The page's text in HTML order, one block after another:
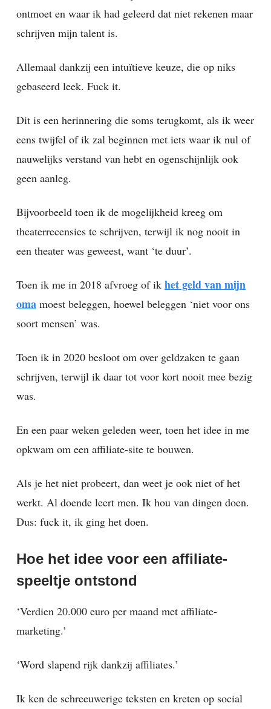
ontmoet en waar ik had geleerd dat niet rekenen maar
schrijven mijn talent is.
Allemaal dankzij een intuïtieve keuze, die op niks
gebaseerd leek. Fuck it.
Dit is een herinnering die soms terugkomt, als ik weer
eens twijfel of ik zal beginnen met iets waar ik nul of
nauwelijks verstand van hebt en ogenschijnlijk ook
geen aanleg.
Bijvoorbeeld toen ik de mogelijkheid kreeg om
theaterrecensies te schrijven, terwijl ik nog nooit in
een theater was geweest, want ‘te duur’.
Toen ik me in 2018 afvroeg of ik het geld van mijn
oma moest beleggen, hoewel beleggen ‘niet voor ons
soort mensen’ was.
Toen ik in 2020 besloot om over geldzaken te gaan
schrijven, terwijl ik daar tot voor kort nooit mee bezig
was.
En een paar weken geleden weer, toen het idee in me
opkwam om een affiliate-site te bouwen.
Als je het niet probeert, dan weet je ook niet of het
werkt. Al doende leert men. Ik hou van dingen doen.
Dus: fuck it, ik ging het doen.
Hoe het idee voor een affiliate-
speeltje ontstond
‘Verdien 20.000 euro per maand met affiliate-
marketing.’
‘Word slapend rijk dankzij affiliates.’
Ik ken de schreeuwerige teksten en kreten op social